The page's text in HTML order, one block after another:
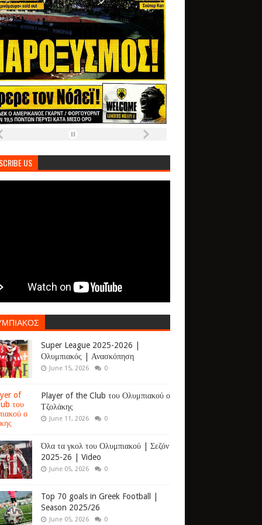
US
Super League 2025-2026 |
Ολυμπιακός | Ανασκόπηση
June 15, 2026 0
Player of the Club του Ολυμπιακού ο
Τζολάκης
June 11, 2026 0
Όλα τα γκολ του Ολυμπιακού | Σεζόν
2025-26 | Video
June 05, 2026 0
Top 70 goals in Greek Football |
Season 2025/26
June 05, 2026 0